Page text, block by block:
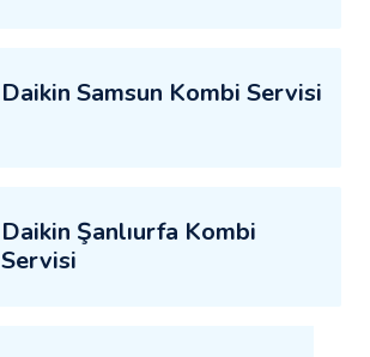
Daikin Samsun Kombi Servisi
Daikin Şanlıurfa Kombi
Servisi